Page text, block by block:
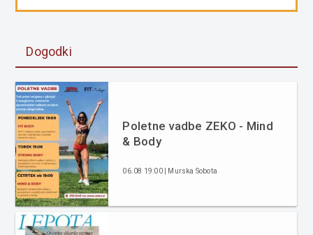
Dogodki
Poletne vadbe ZEKO - Mind
& Body
06.08 19:00 | Murska Sobota